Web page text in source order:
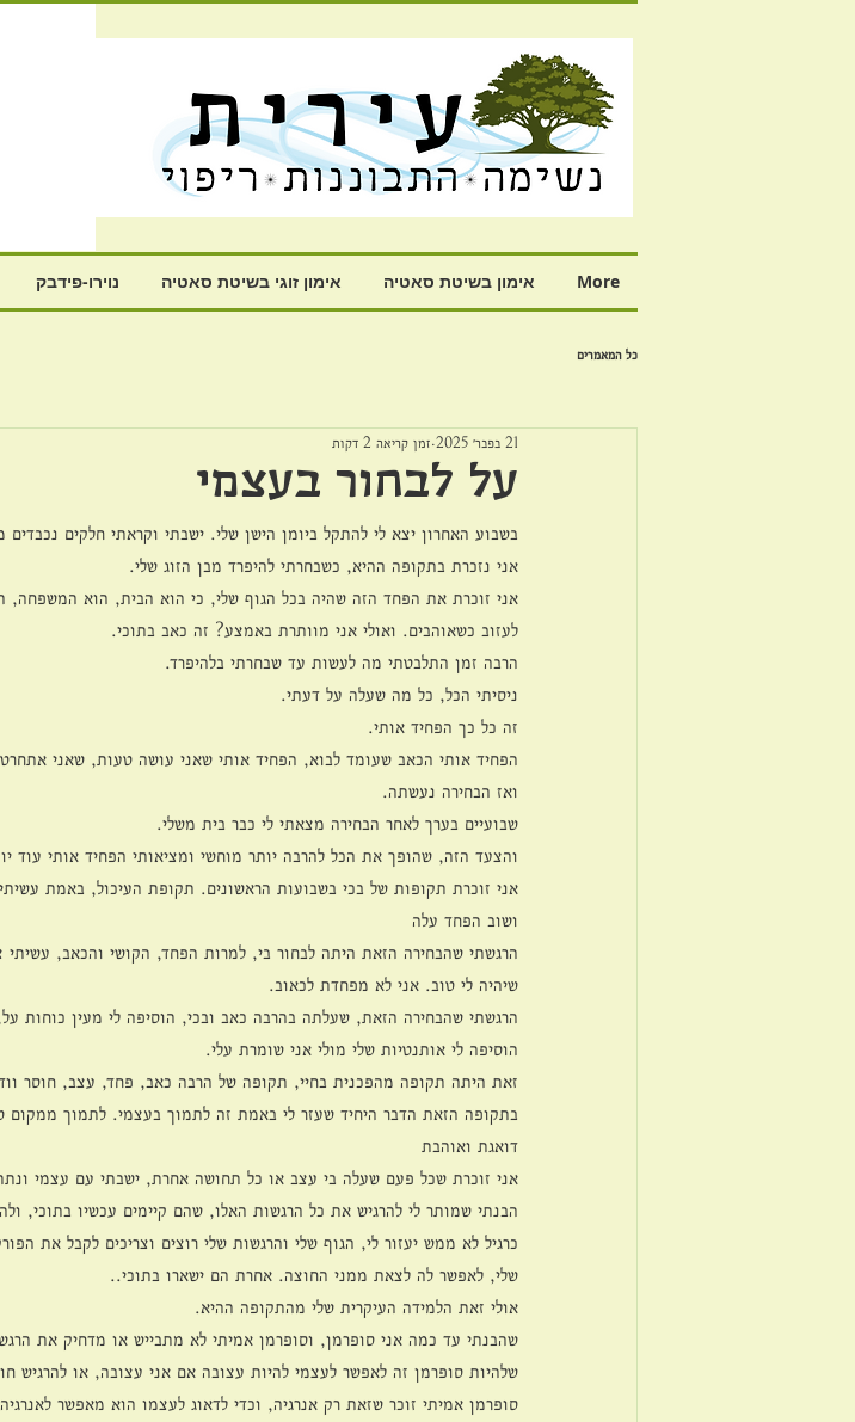
נוירו-פידבק אימון זוגי בשיטת סאטיה אימון בשיטת סאטיה More
כל המאמרים
על לבחור בעצמי
21 בפבר׳ 2025 זמן קריאה 2 דקות
בשבוע האחרון יצא לי להתקל ביומן הישן שלי. ישבתי וקראתי חלקים נכבדים
אני נזכרת בתקופה ההיא, כשבחרתי להיפרד מבן הזוג שלי.
אני זוכרת את הפחד הזה שהיה בכל הגוף שלי, כי הוא הבית, הוא המשפחה,
לעזוב כשאוהבים. ואולי אני מוותרת באמצע? זה כאב בתוכי.
הרבה זמן התלבטתי מה לעשות עד שבחרתי בלהיפרד.
ניסיתי הכל, כל מה שעלה על דעתי.
זה כל כך הפחיד אותי.
הפחיד אותי הכאב שעומד לבוא, הפחיד אותי שאני עושה טעות, שאני
ואז הבחירה נעשתה.
שבועיים בערך לאחר הבחירה מצאתי לי כבר בית משלי.
והצעד הזה, שהופך את הכל להרבה יותר מוחשי ומציאותי הפחיד אותי עוד
אני זוכרת תקופות של בכי בשבועות הראשונים. תקופת העיכול, באמת
ושוב הפחד עלה
הרגשתי שהבחירה הזאת היתה לבחור בי, למרות הפחד, הקושי והכאב,
שיהיה לי טוב. אני לא מפחדת לכאוב.
הרגשתי שהבחירה הזאת, שעלתה בהרבה כאב ובכי, הוסיפה לי מעין כוחות
הוסיפה לי אותנטיות שלי מולי אני שומרת עלי.
זאת היתה תקופה מהפכנית בחיי, תקופה של הרבה כאב, פחד, עצב, חוסר
בתקופה הזאת הדבר היחיד שעזר לי באמת זה לתמוך בעצמי. לתמוך
דואגת ואוהבת
אני זוכרת שכל פעם שעלה בי עצב או כל תחושה אחרת, ישבתי עם עצמי
הבנתי שמותר לי להרגיש את כל הרגשות האלו, שהם קיימים עכשיו בתוכי,
כרגיל לא ממש יעזור לי, הגוף שלי והרגשות שלי רוצים וצריכים לקבל את
שלי, לאפשר לה לצאת ממני החוצה. אחרת הם ישארו בתוכי..
אולי זאת הלמידה העיקרית שלי מהתקופה ההיא.
שהבנתי עד כמה אני סופרמן, וסופרמן אמיתי לא מתבייש או מדחיק את
שלהיות סופרמן זה לאפשר לעצמי להיות עצובה אם אני עצובה, או להרגיש
סופרמן אמיתי זוכר שזאת רק אנרגיה, וכדי לדאוג לעצמו הוא מאפשר